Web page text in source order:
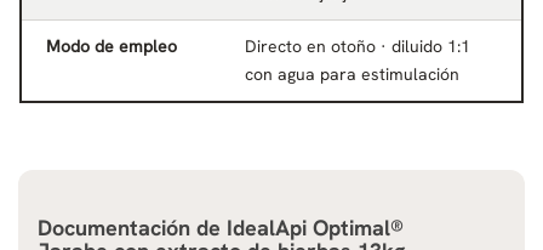
Modo de empleo
Directo en otoño · diluido 1:1
con agua para estimulación
Documentación de IdealApi Optimal®